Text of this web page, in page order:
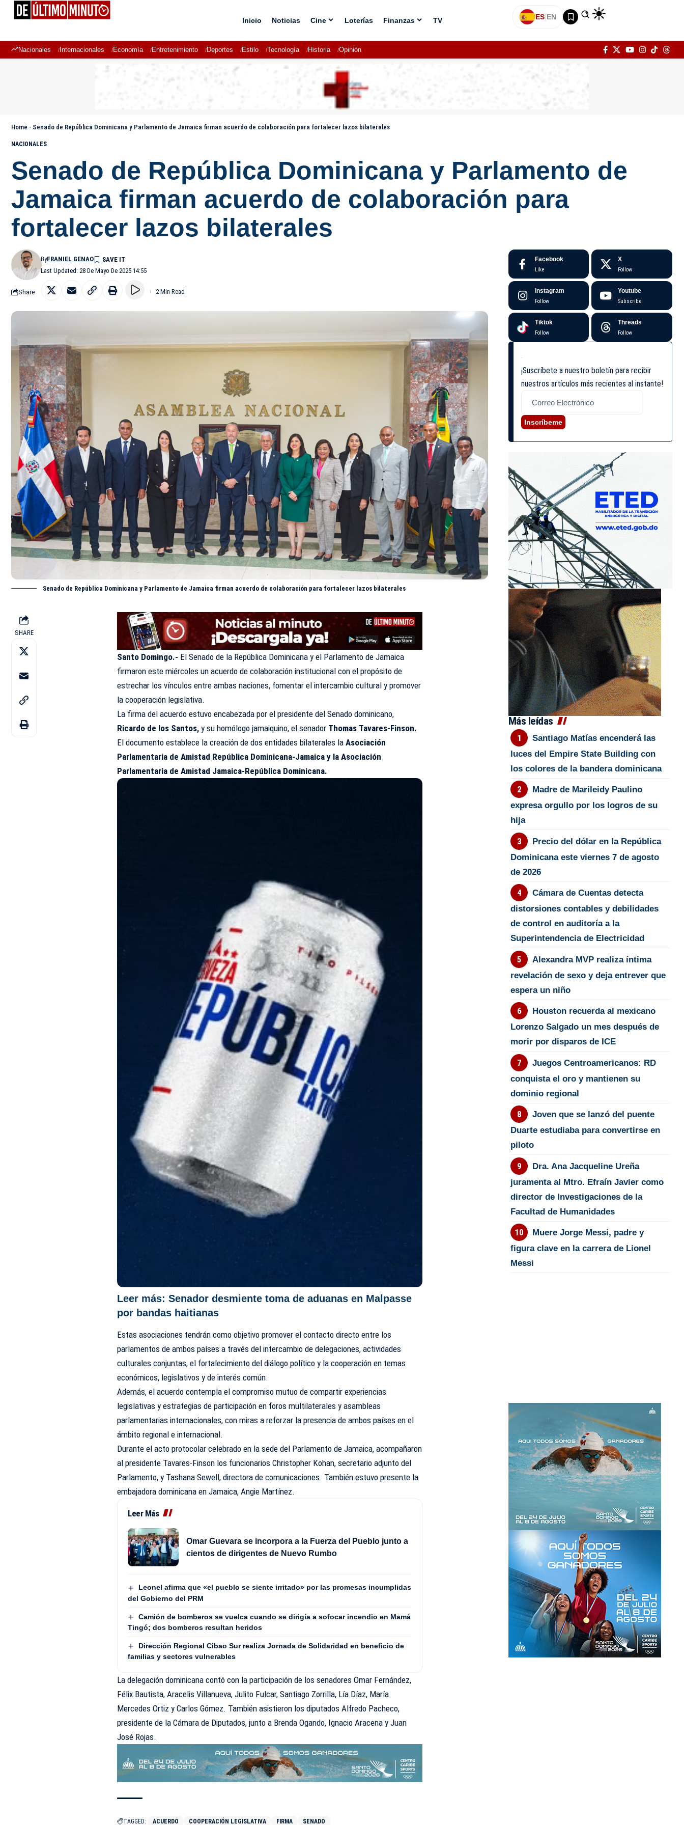
Inicio Noticias Cine Loterías Finanzas TV ES|EN
Nacionales Internacionales Economía Entretenimiento Deportes Estilo Tecnología Historia Opinión
Home - Senado de República Dominicana y Parlamento de Jamaica firman acuerdo de colaboración para fortalecer lazos bilaterales
NACIONALES
Senado de República Dominicana y Parlamento de
Jamaica firman acuerdo de colaboración para
fortalecer lazos bilaterales
Last Updated: 28 De Mayo De 2025 14:55
ByFRANIEL GENAO
Share 2 Min Read
Senado de República Dominicana y Parlamento de Jamaica firman acuerdo de colaboración para fortalecer lazos bilaterales
SHARE
Santo Domingo.- ElSenadode la República Dominicana y el Parlamento de Jamaica
firmaron este miércoles un acuerdo de colaboración institucional con el propósito de
estrechar los vínculos entre ambas naciones, fomentar el intercambio cultural y promover
la cooperación legislativa.
La firma del acuerdo estuvo encabezada por el presidente delSenadodominicano,
Ricardo de los Santos, y su homólogo jamaiquino, el senador Thomas Tavares-Finson.
El documento establece la creación de dos entidades bilaterales laAsociación
Parlamentaria de Amistad República Dominicana-Jamaica y la Asociación
Parlamentaria de Amistad Jamaica-República Dominicana.
Leer más:Senador desmiente toma de aduanas en Malpasse
por bandas haitianas
Estas asociaciones tendrán como objetivo promover el contacto directo entre los
parlamentos de ambos países a través del intercambio de delegaciones, actividades
culturales conjuntas, el fortalecimiento del diálogo político y la cooperación en temas
económicos, legislativos y de interés común.
Además, el acuerdo contempla el compromiso mutuo de compartir experiencias
legislativas y estrategias de participación en foros multilaterales y asambleas
parlamentarias internacionales, con miras a reforzar la presencia de ambos países en el
ámbito regional e internacional.
Durante el acto protocolar celebrado en la sede del Parlamento de Jamaica, acompañaron
al presidente Tavares-Finson los funcionarios Christopher Kohan, secretario adjunto del
Parlamento, y Tashana Sewell, directora de comunicaciones. También estuvo presente la
embajadora dominicana en Jamaica, Angie Martínez.
Leer Más
Omar Guevara se incorpora a la Fuerza del Pueblo junto a
cientos de dirigentes de Nuevo Rumbo
Leonel afirma que «el pueblo se siente irritado» por las promesas incumplidas
del Gobierno del PRM
Camión de bomberos se vuelca cuando se dirigía a sofocar incendio en Mamá
Tingó; dos bomberos resultan heridos
Dirección Regional Cibao Sur realiza Jornada de Solidaridad en beneficio de
familias y sectores vulnerables
La delegación dominicana contó con la participación de los senadores Omar Fernández,
Félix Bautista, Aracelis Villanueva, Julito Fulcar, Santiago Zorrilla, Lía Díaz, María
Mercedes Ortiz y Carlos Gómez. También asistieron los diputados Alfredo Pacheco,
presidente de la Cámara de Diputados, junto a Brenda Ogando, Ignacio Aracena y Juan
José Rojas.
TAGGED: ACUERDO COOPERACIÓN LEGISLATIVA FIRMA SENADO
Facebook
Like
X
Follow
Instagram
Follow
Youtube
Subscribe
Tiktok
Follow
Threads
Follow
¡Suscríbete a nuestro boletín para recibir
nuestros artículos más recientes al instante!
Inscríbeme
Más leídas
Santiago Matías encenderá las
luces del Empire State Building con
los colores de la bandera dominicana
Madre de Marileidy Paulino
expresa orgullo por los logros de su
hija
Precio del dólar en la República
Dominicana este viernes 7 de agosto
de 2026
Cámara de Cuentas detecta
distorsiones contables y debilidades
de control en auditoría a la
Superintendencia de Electricidad
Alexandra MVP realiza íntima
revelación de sexo y deja entrever que
espera un niño
Houston recuerda al mexicano
Lorenzo Salgado un mes después de
morir por disparos de ICE
Juegos Centroamericanos: RD
conquista el oro y mantienen su
dominio regional
Joven que se lanzó del puente
Duarte estudiaba para convertirse en
piloto
Dra. Ana Jacqueline Ureña
juramenta al Mtro. Efraín Javier como
director de Investigaciones de la
Facultad de Humanidades
Muere Jorge Messi, padre y
figura clave en la carrera de Lionel
Messi